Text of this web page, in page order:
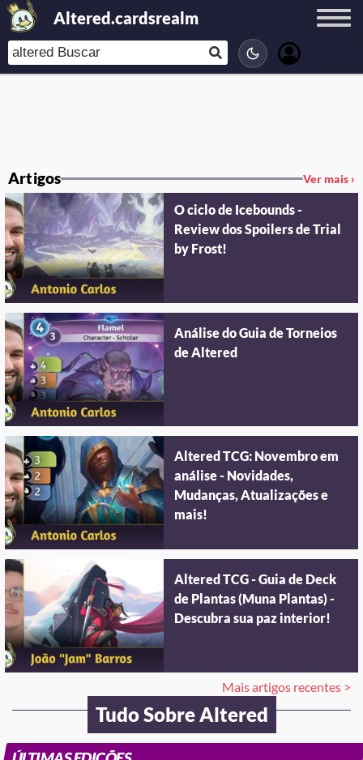
Altered.cardsrealm
Artigos Ver mais ›
O ciclo de Icebounds -
Review dos Spoilers de Trial
by Frost!
Análise do Guia de Torneios
de Altered
Altered TCG: Novembro em
análise - Novidades,
Mudanças, Atualizações e
mais!
Altered TCG - Guia de Deck
de Plantas (Muna Plantas) -
Descubra sua paz interior!
Mais artigos recentes >
Tudo Sobre Altered